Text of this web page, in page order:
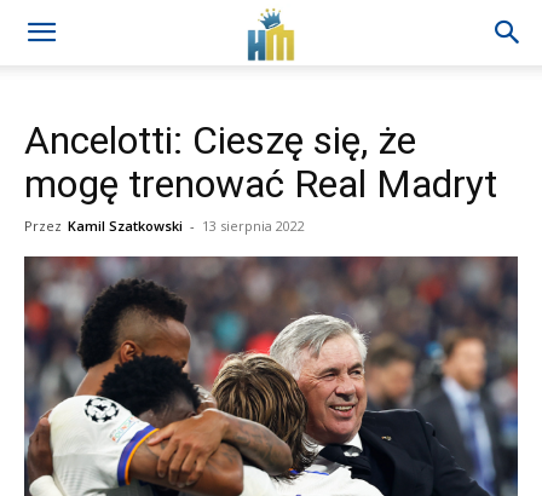
Ancelotti: Cieszę się, że
mogę trenować Real Madryt
Przez Kamil Szatkowski - 13 sierpnia 2022